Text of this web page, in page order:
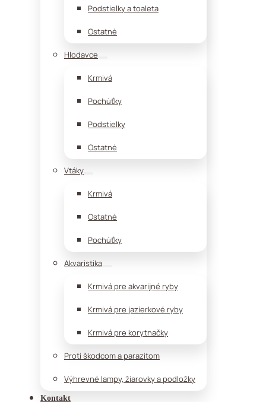
Podstielky a toaleta
Ostatné
Hlodavce
Krmivá
Pochúťky
Podstielky
Ostatné
Vtáky
Krmivá
Ostatné
Pochúťky
Akvaristika
Krmivá pre akvarijné ryby
Krmivá pre jazierkové ryby
Krmivá pre korytnačky
Proti škodcom a parazitom
Výhrevné lampy, žiarovky a podložky
Kontakt